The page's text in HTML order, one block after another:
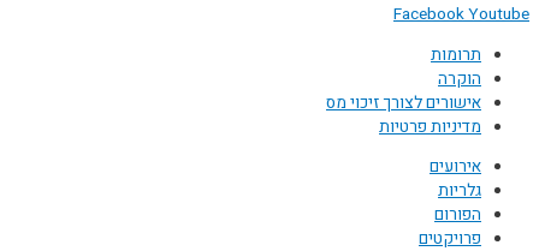
FacebookYoutube
תרומות
הוקרה
אישורים לצורך זיכוי מס
מדיניות פרטיות
אירועים
גלריות
הפורום
פרויקטים